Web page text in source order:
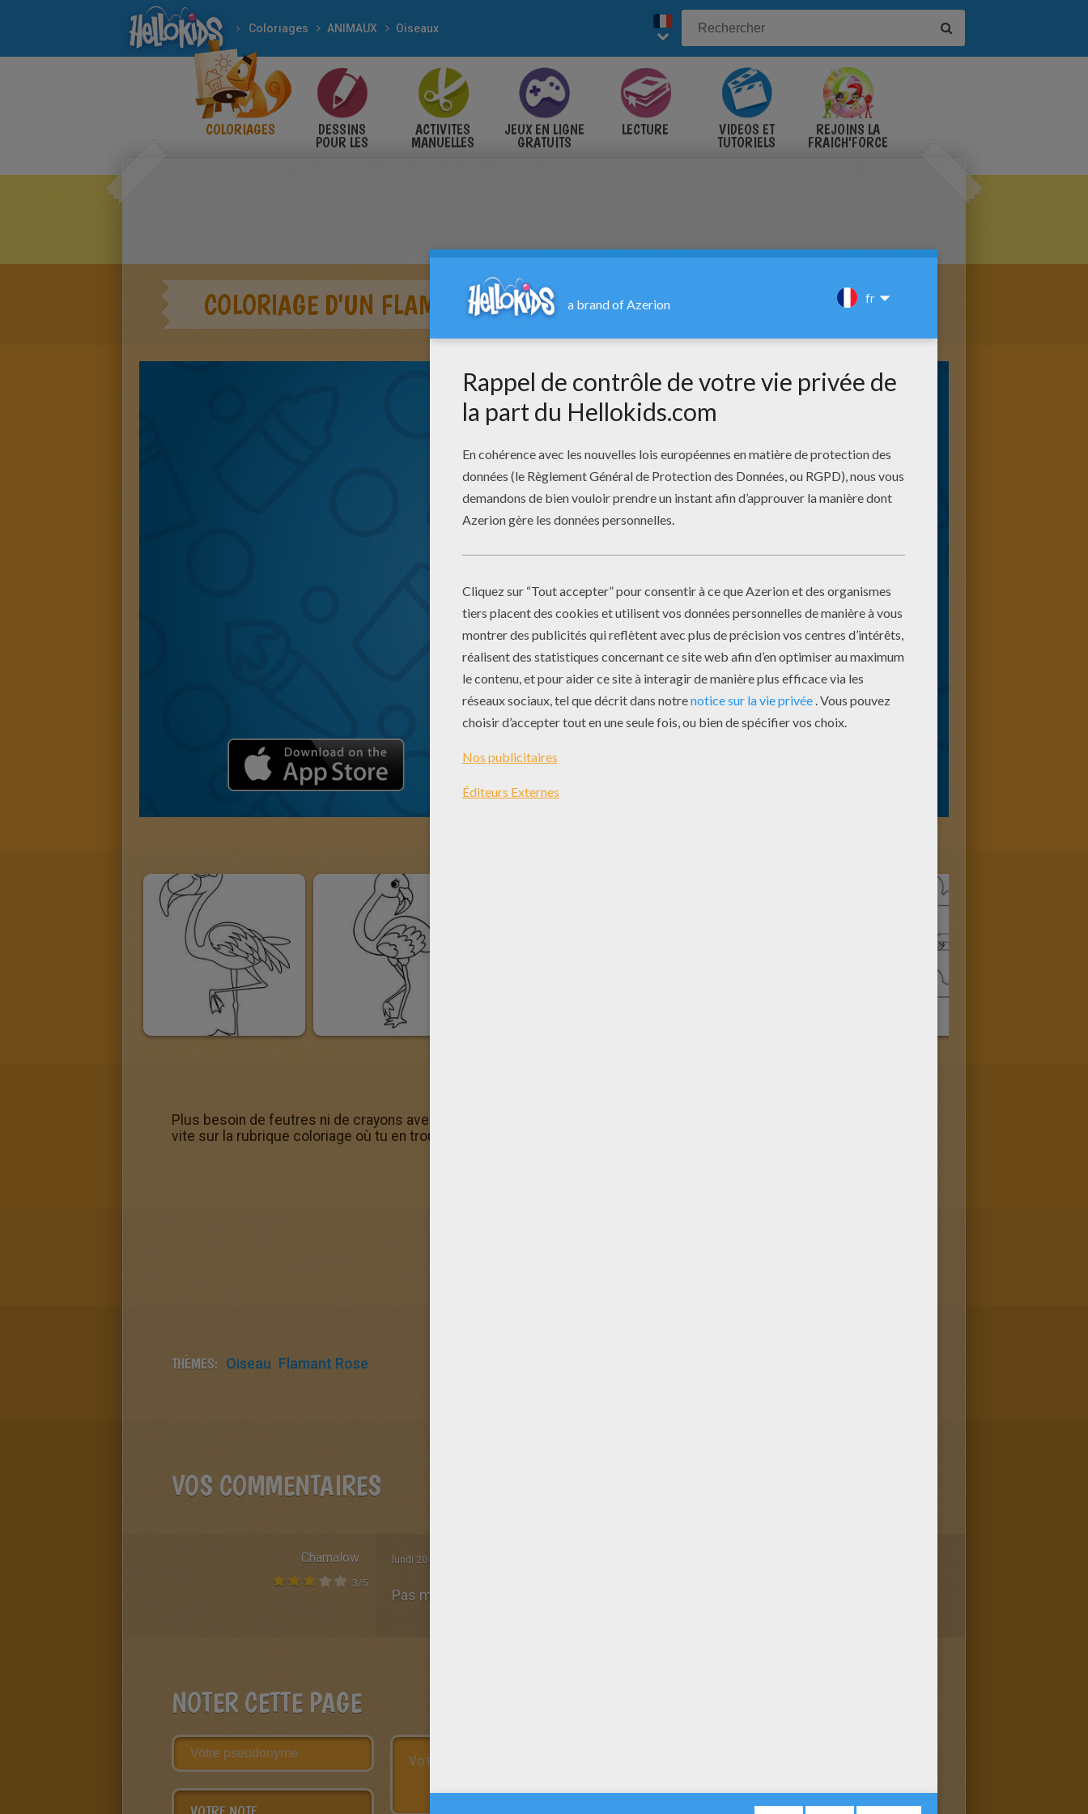
Coloriages ANIMAUX Oiseaux
COLORIAGES DESSINS
POUR LES
ACTIVITES
MANUELLES
JEUX EN LIGNE
GRATUITS
LECTURE VIDÉOS ET
TUTORIELS
REJOINS LA
FRAICH'FORCE
COLORIAGE D'UN FLAMANT
Plus besoin de feutres ni de crayons avec les coloriages en ligne d'Hellokids. Le coloriage d'un flamant te plait? Va-
vite sur la rubrique coloriage où tu en trouveras plein d'autres gratuits!
THÈMES: Oiseau Flamant Rose
VOS COMMENTAIRES
Chamalow
3/5
lundi 20 Avril 2020 à 19h24
Pas mal
NOTER CETTE PAGE